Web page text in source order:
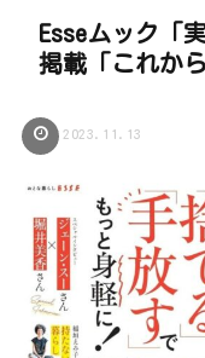
Esseムック「
掲載「これか
2023.11.13